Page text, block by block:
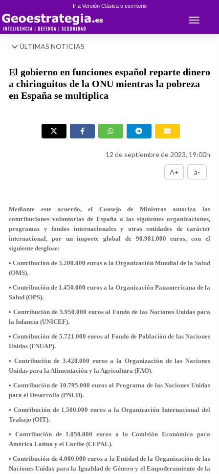
Ir a Versión Clásica o escritorio
Toggle
ÚLTIMAS NOTICIAS
El gobierno en funciones español reparte dinero
a chiringuitos de la ONU mientras la pobreza
en España se multiplica
12 de septiembre de 2023, 19:00h
A+ a-
Mediante este acuerdo, el Consejo de Ministros autoriza las
contribuciones voluntarias de España a las siguientes organizaciones,
programas y fondos internacionales y otras entidades de carácter
internacional, por un importe global de 90.981.000 euros, con el
siguiente desglose:
• Contribución de 3.200.000 euros a la Organización Mundial de la Salud
(OMS).
• Contribución de 1.450.000 euros a la Organización Panamericana de la
Salud (OPS).
• Contribución de 5.950.000 euros al Fondo de las Naciones Unidas para
la Infancia (UNICEF).
• Contribución de 5.721.000 euros al Fondo de Población de las Naciones
Unidas (FNUAP).
• Contribución de 3.420.000 euros a la Organización de las Naciones
Unidas para la Alimentación y la Agricultura (FAO).
• Contribución de 10.795.000 euros al Programa de las Naciones Unidas
para el Desarrollo (PNUD).
• Contribución de 1.500.000 euros a la Organización Internacional del
Trabajo (OIT).
• Contribución de 1.050.000 euros a la Comisión Económica para
América Latina y el Caribe (CEPAL).
• Contribución de 4.000.000 euros a la Entidad de la Organización de las
Naciones Unidas para la Igualdad de Género y el Empoderamiento de la